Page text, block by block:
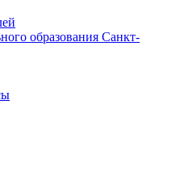
образования Санкт-